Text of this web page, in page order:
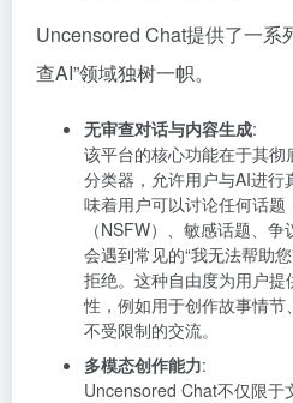
Uncensored Chat提供了一系
查AI”领域独树一帜。
无审查对话与内容生成:
该平台的核心功能在于其
分类器，允许用户与AI进
味着用户可以讨论任何话题
（NSFW）、敏感话题、
会遇到常见的“我无法帮助
拒绝。这种自由度为用户
性，例如用于创作故事情
不受限制的交流。
多模态创作能力:
Uncensored Chat不仅限于